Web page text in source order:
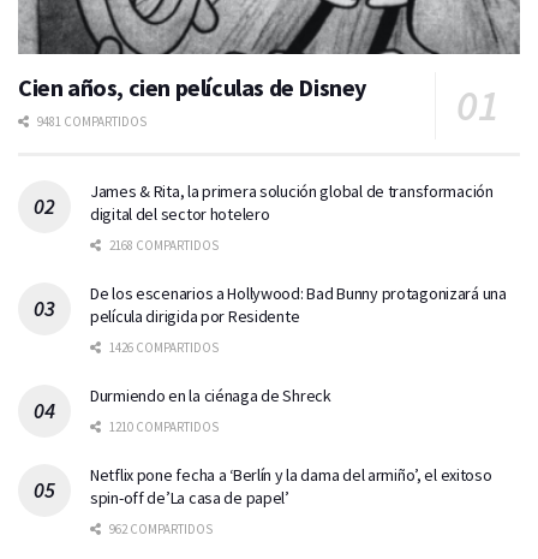
Cien años, cien películas de Disney
9481 COMPARTIDOS
James & Rita, la primera solución global de transformación
digital del sector hotelero
2168 COMPARTIDOS
De los escenarios a Hollywood: Bad Bunny protagonizará una
película dirigida por Residente
1426 COMPARTIDOS
Durmiendo en la ciénaga de Shreck
1210 COMPARTIDOS
Netflix pone fecha a ‘Berlín y la dama del armiño’, el exitoso
spin-off de’La casa de papel’
962 COMPARTIDOS